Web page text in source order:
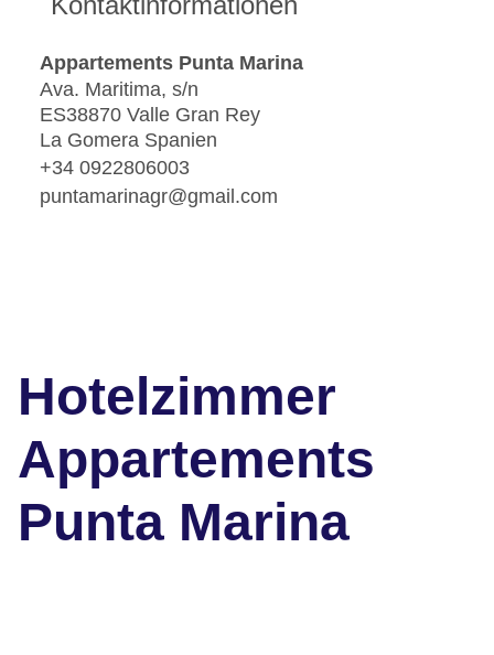
Appartements Punta Marina
Ava. Maritima, s/n
ES38870 Valle Gran Rey
La Gomera Spanien
+34 0922806003
puntamarinagr@gmail.com
Hotelzimmer
Appartements
Punta Marina